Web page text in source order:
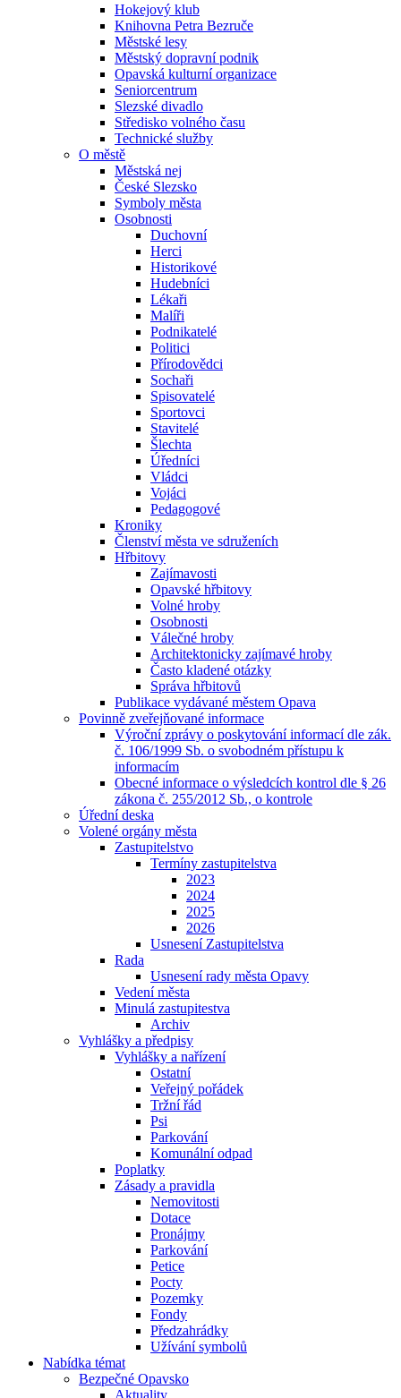
Hokejový klub
Knihovna Petra Bezruče
Městské lesy
Městský dopravní podnik
Opavská kulturní organizace
Seniorcentrum
Slezské divadlo
Středisko volného času
Technické služby
O městě
Městská nej
České Slezsko
Symboly města
Osobnosti
Duchovní
Herci
Historikové
Hudebníci
Lékaři
Malíři
Podnikatelé
Politici
Přírodovědci
Sochaři
Spisovatelé
Sportovci
Stavitelé
Šlechta
Úředníci
Vládci
Vojáci
Pedagogové
Kroniky
Členství města ve sdruženích
Hřbitovy
Zajímavosti
Opavské hřbitovy
Volné hroby
Osobnosti
Válečné hroby
Architektonicky zajímavé hroby
Často kladené otázky
Správa hřbitovů
Publikace vydávané městem Opava
Povinně zveřejňované informace
Výroční zprávy o poskytování informací dle zák.
č. 106/1999 Sb. o svobodném přístupu k
informacím
Obecné informace o výsledcích kontrol dle § 26
zákona č. 255/2012 Sb., o kontrole
Úřední deska
Volené orgány města
Zastupitelstvo
Termíny zastupitelstva
2023
2024
2025
2026
Usnesení Zastupitelstva
Rada
Usnesení rady města Opavy
Vedení města
Minulá zastupitestva
Archiv
Vyhlášky a předpisy
Vyhlášky a nařízení
Ostatní
Veřejný pořádek
Tržní řád
Psi
Parkování
Komunální odpad
Poplatky
Zásady a pravidla
Nemovitosti
Dotace
Pronájmy
Parkování
Petice
Pocty
Pozemky
Fondy
Předzahrádky
Užívání symbolů
Nabídka témat
Bezpečné Opavsko